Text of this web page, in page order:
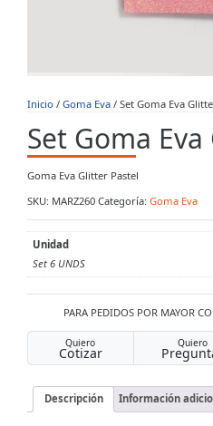
Inicio / Goma Eva / Set Goma Eva
Set Goma
Goma Eva Glitter Pastel
SKU: MARZ260 Categoría: Goma Eva
Unidad
Set 6 UNDS
PARA PEDIDOS POR MAYOR
Quiero
Cotizar
Quiero
Descripción Información